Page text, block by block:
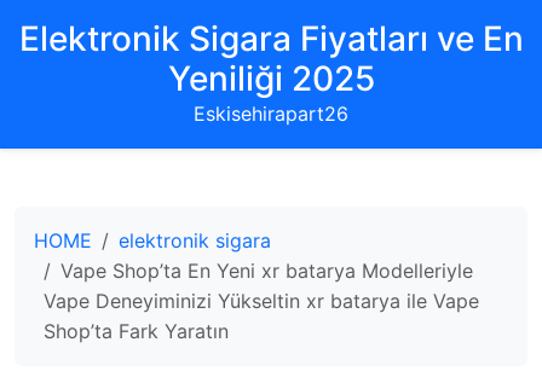
Elektronik Sigara Fiyatları ve En
Yeniliği 2025
Eskisehirapart26
HOME
elektronik sigara
Vape Shop’ta En Yeni xr batarya Modelleriyle
Vape Deneyiminizi Yükseltin xr batarya ile Vape
Shop’ta Fark Yaratın